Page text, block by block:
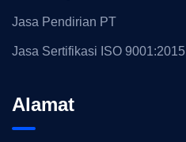
Jasa Pendirian PT
Jasa Sertifikasi ISO 9001:2015
Alamat